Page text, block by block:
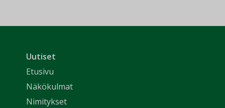
Uutiset
Etusivu
Näkökulmat
Nimitykset